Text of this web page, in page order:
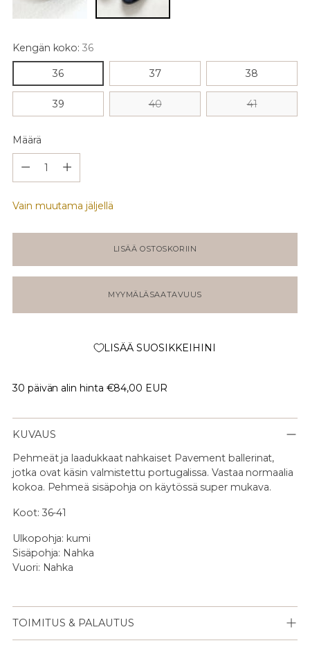
Kengän koko:36
36 37 38
39 40 41
Määrä
Vain muutama jäljellä
LISÄÄ OSTOSKORIIN
MYYMÄLÄSAATAVUUS
LISÄÄ SUOSIKKEIHINI
30 päivän alin hinta €84,00 EUR
KUVAUS
Pehmeät ja laadukkaat nahkaiset Pavement ballerinat,
jotka ovat käsin valmistettu portugalissa. Vastaa normaalia
kokoa. Pehmeä sisäpohja on käytössä super mukava.
Koot: 36-41
Ulkopohja: kumi
Sisäpohja: Nahka
Vuori: Nahka
TOIMITUS & PALAUTUS